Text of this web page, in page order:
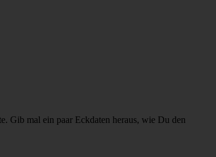
Gib mal ein paar Eckdaten heraus, wie Du den